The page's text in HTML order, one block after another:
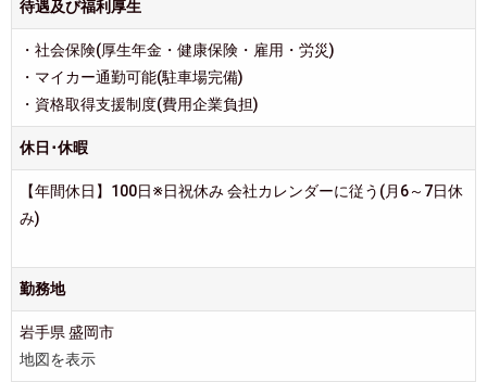
待遇及び福利厚生
・社会保険(厚生年金・健康保険・雇用・労災)
・マイカー通勤可能(駐車場完備)
・資格取得支援制度(費用企業負担)
休日･休暇
【年間休日】100日※日祝休み 会社カレンダーに従う(月6～7日休
み)
勤務地
岩手県 盛岡市
地図を表示